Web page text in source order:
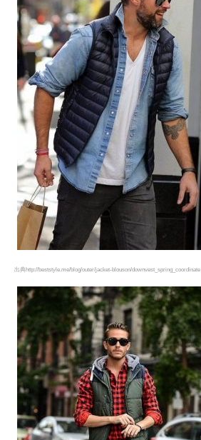
出典http://beststyle.me/blog/outer/jacket-blouson/downvest_spring_coordinate